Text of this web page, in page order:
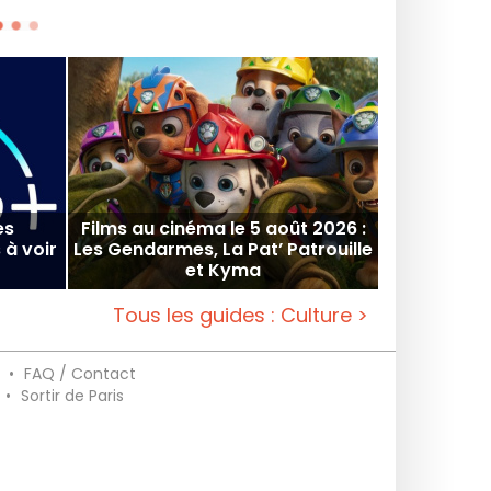
à voir
Films au cinéma le 5 août 2026 :
Les Gendarmes, La Pat’ Patrouille
et Kyma
Tous les guides : Culture >
• FAQ / Contact
• Sortir de Paris